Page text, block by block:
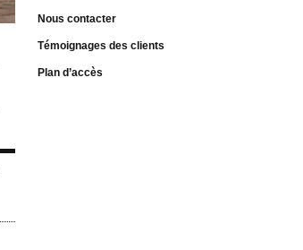
Nous contacter
Témoignages des clients
Plan d’accès